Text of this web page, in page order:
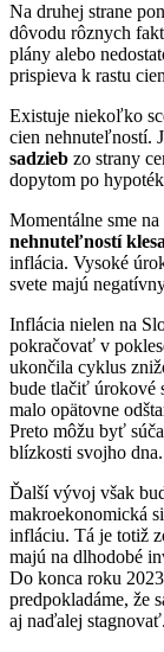
Na druhej strane
dôvodu rôznych
plány alebo
prispieva k rastu
Existuje niekoľko
cien nehnuteľností.
sadzieb zo strany
dopytom po
Momentálne sme
nehnuteľností
inflácia. Vysoké
svete majú
Inflácia nielen na
pokračovať v
ukončila cyklus
bude tlačiť úrokové
malo opätovne
Preto môžu byť
blízkosti svojho dna.
Ďalší vývoj však
makroekonomická
infláciu. Tá je totiž
majú na dlhodobé
Do konca roku
predpokladáme, že
aj naďalej stagnovať.